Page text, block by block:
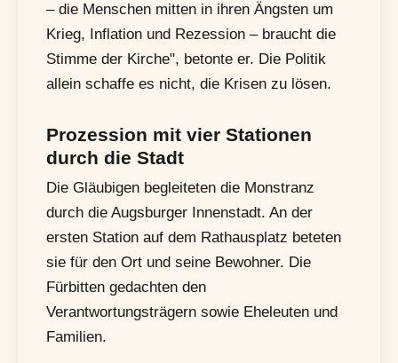
– die Menschen mitten in ihren Ängsten um
Krieg, Inflation und Rezession – braucht die
Stimme der Kirche", betonte er. Die Politik
allein schaffe es nicht, die Krisen zu lösen.
Prozession mit vier Stationen
durch die Stadt
Die Gläubigen begleiteten die Monstranz
durch die Augsburger Innenstadt. An der
ersten Station auf dem Rathausplatz beteten
sie für den Ort und seine Bewohner. Die
Fürbitten gedachten den
Verantwortungsträgern sowie Eheleuten und
Familien.